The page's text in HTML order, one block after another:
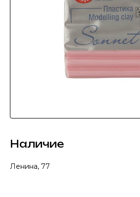
Наличие
Ленина, 77